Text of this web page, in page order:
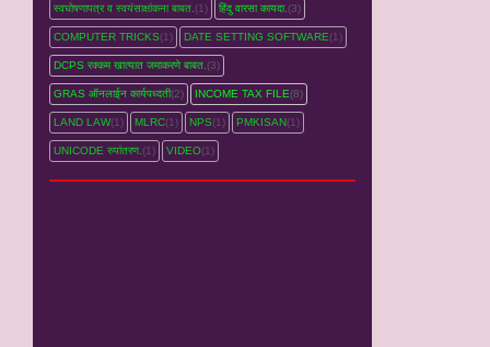
स्वघोषणापत्र व स्वयंसाक्षांकना बाबत. (1) हिंदु वारसा कायदा.(3)
COMPUTER TRICKS(1) DATE SETTING SOFTWARE(1)
DCPS रक्‍कम खात्‍यात जमाकरणे बाबत. (3)
GRAS ऑनलाईन कार्यपध्‍दती(2) INCOME TAX FILE(8)
LAND LAW(1) MLRC(1) NPS(1) PMKISAN(1)
UNICODE रुपांतरण. (1) VIDEO(1)